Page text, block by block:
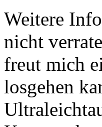
Weitere
nicht
freut mich
losgehen